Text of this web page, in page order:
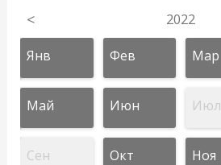
< 2022
Янв Фев Мар
Май Июн Июл
Сен Окт Ноя